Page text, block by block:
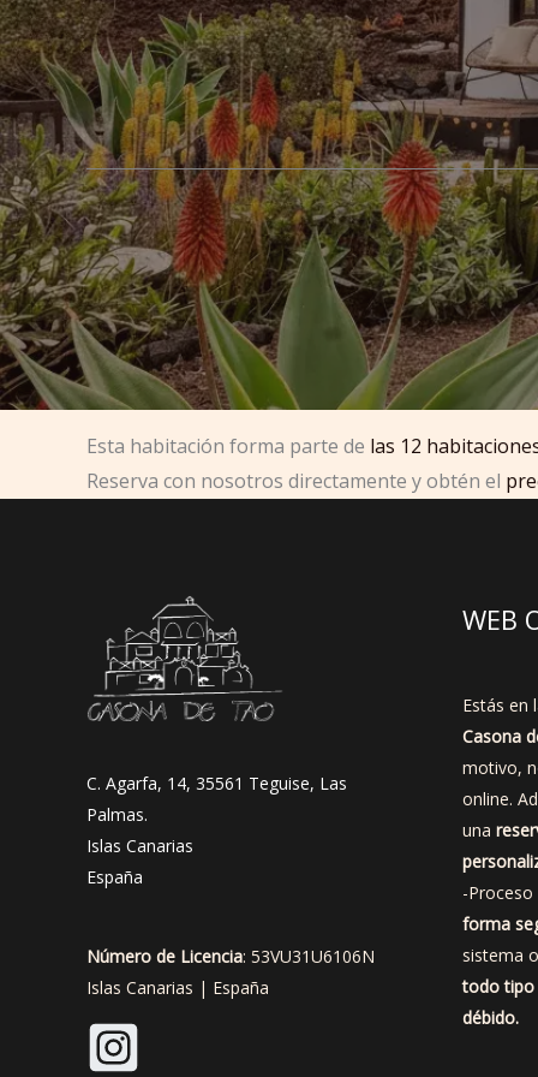
Esta habitación forma parte de las 12
Reserva con nosotros directamente y obtén el
C. Agarfa, 14, 35561 Teguise, Las
Palmas.
Islas Canarias
España
Número de Licencia: 53VU31U6106N
Islas Canarias | España
WEB
Estás en
Casona
motivo,
online.
una
-
forma
sistema
todo tipo
débido.